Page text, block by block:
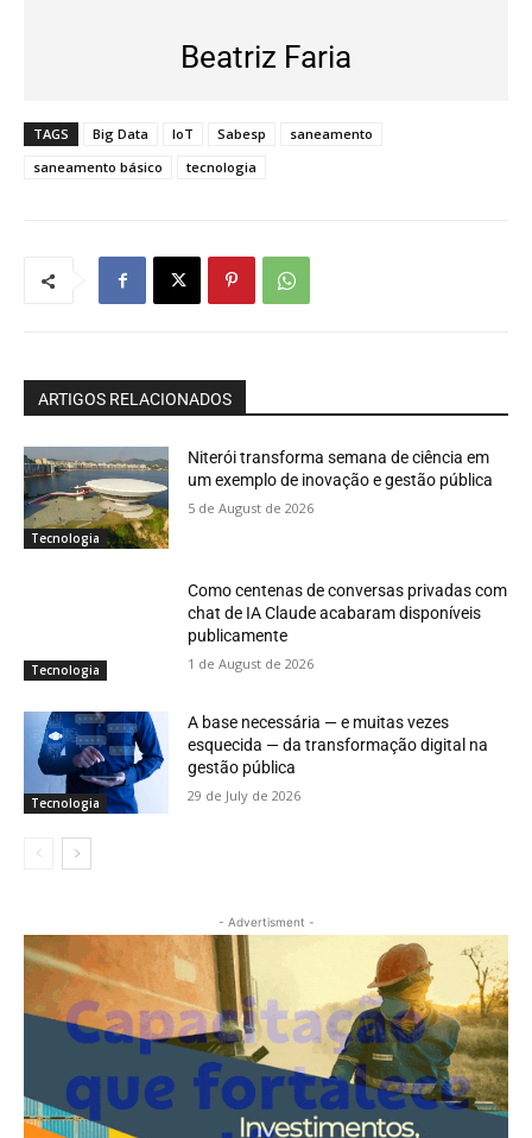
Beatriz Faria
TAGS Big Data IoT Sabesp
saneamento
saneamento básico
tecnologia
ARTIGOS RELACIONADOS
Tecnologia
Niterói transforma semana de ciência em
um exemplo de inovação e gestão pública
5 de August de 2026
Tecnologia
Como centenas de conversas privadas com
chat de IA Claude acabaram disponíveis
publicamente
1 de August de 2026
Tecnologia
A base necessária — e muitas vezes
esquecida — da transformação digital na
gestão pública
29 de July de 2026
- Advertisment -